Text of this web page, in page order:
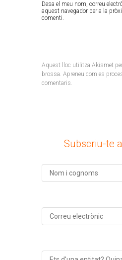
Desa el meu nom, correu
aquest navegador per a la
comenti.
Aquest lloc utilitza Akismet
brossa. Apreneu com es
comentaris.
Subscriu-te